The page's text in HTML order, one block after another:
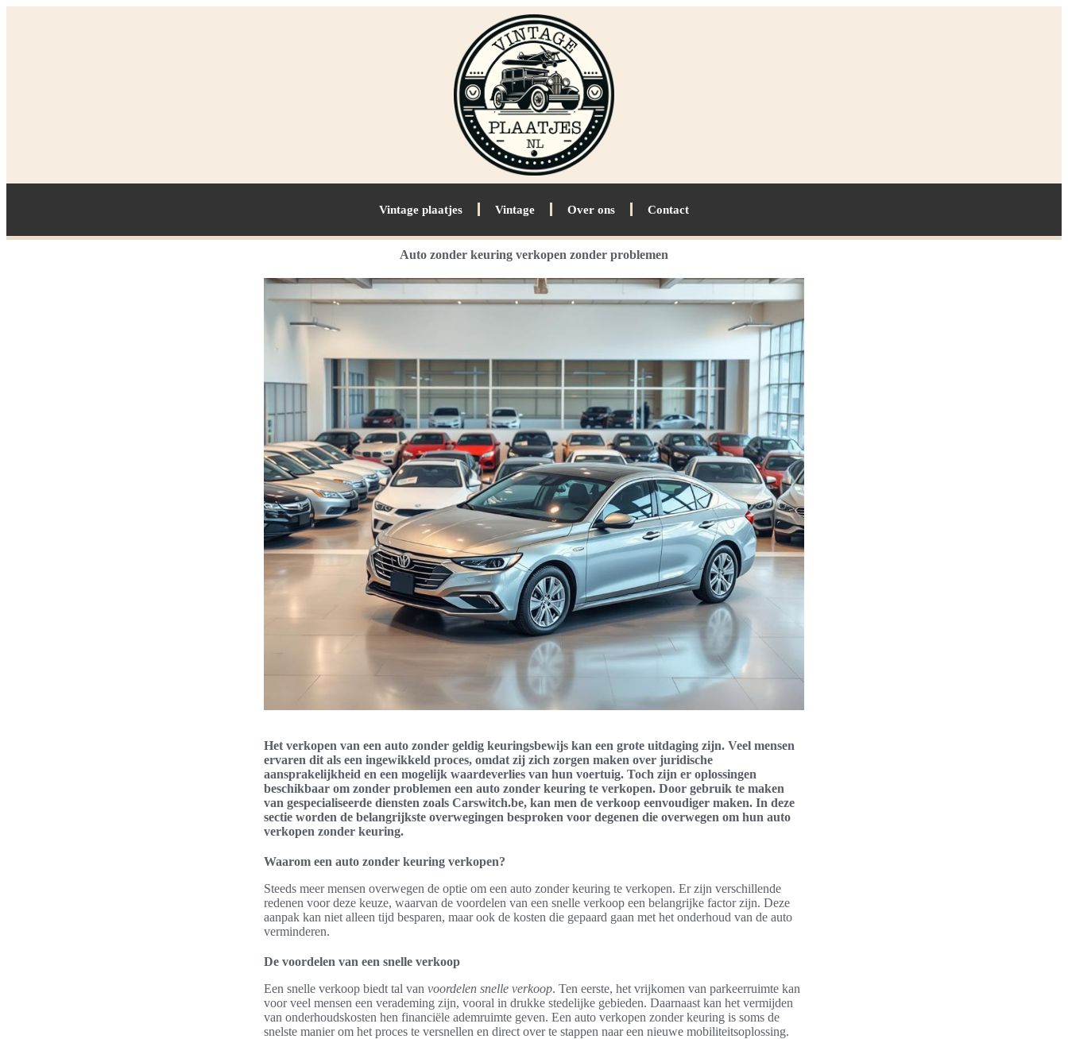
Vintage plaatjes Vintage Over ons Contact
Auto zonder keuring verkopen zonder problemen
Het verkopen van een auto zonder geldig keuringsbewijs kan een grote uitdaging zijn. Veel mensen
ervaren dit als een ingewikkeld proces, omdat zij zich zorgen maken over juridische
aansprakelijkheid en een mogelijk waardeverlies van hun voertuig. Toch zijn er oplossingen
beschikbaar om zonder problemen een auto zonder keuring te verkopen. Door gebruik te maken
van gespecialiseerde diensten zoals Carswitch.be, kan men de verkoop eenvoudiger maken. In deze
sectie worden de belangrijkste overwegingen besproken voor degenen die overwegen om hun auto
verkopen zonder keuring.
Waarom een auto zonder keuring verkopen?
Steeds meer mensen overwegen de optie om een auto zonder keuring te verkopen. Er zijn verschillende
redenen voor deze keuze, waarvan de voordelen van een snelle verkoop een belangrijke factor zijn. Deze
aanpak kan niet alleen tijd besparen, maar ook de kosten die gepaard gaan met het onderhoud van de auto
verminderen.
De voordelen van een snelle verkoop
Een snelle verkoop biedt tal van voordelen snelle verkoop. Ten eerste, het vrijkomen van parkeerruimte kan
voor veel mensen een verademing zijn, vooral in drukke stedelijke gebieden. Daarnaast kan het vermijden
van onderhoudskosten hen financiële ademruimte geven. Een auto verkopen zonder keuring is soms de
snelste manier om het proces te versnellen en direct over te stappen naar een nieuwe mobiliteitsoplossing.